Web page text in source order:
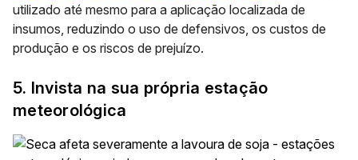
utilizado até mesmo para a aplicação localizada de
insumos, reduzindo o uso de defensivos, os custos de
produção e os riscos de prejuízo.
5. Invista na sua própria estação
meteorológica